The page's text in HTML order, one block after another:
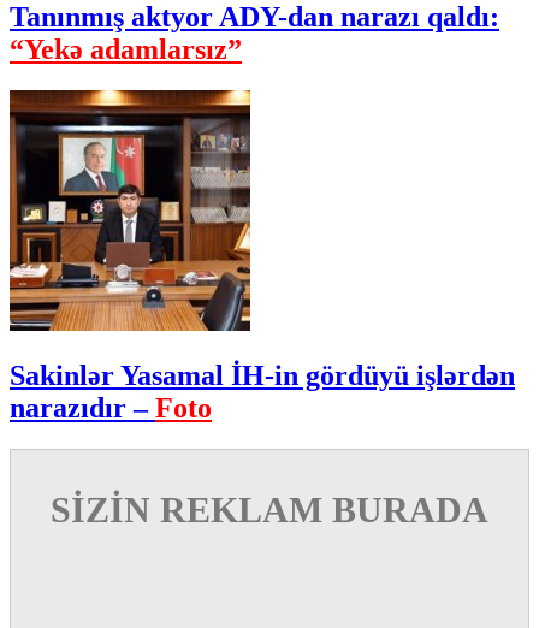
Tanınmış aktyor ADY-dan narazı qaldı:
“Yekə adamlarsız”
Sakinlər Yasamal İH-in gördüyü işlərdən
narazıdır –Foto
SİZİN REKLAM BURADA